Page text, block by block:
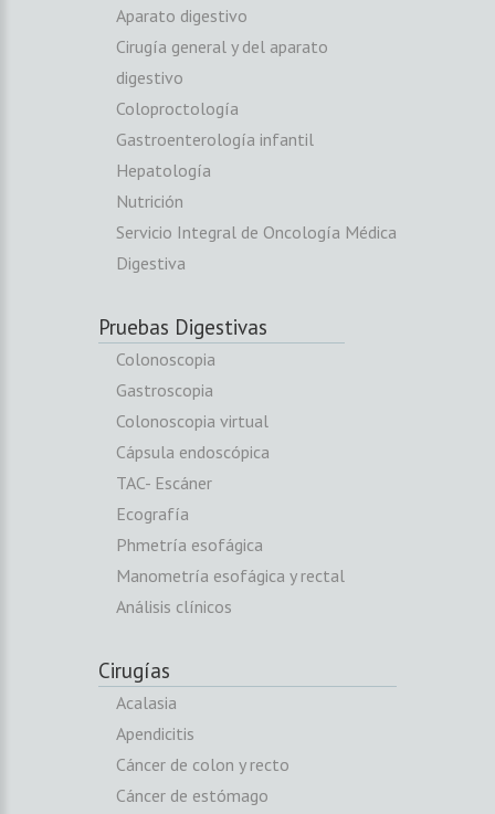
Aparato digestivo
Cirugía general y del aparato
digestivo
Coloproctología
Gastroenterología infantil
Hepatología
Nutrición
Servicio Integral de Oncología Médica
Digestiva
Pruebas Digestivas
Colonoscopia
Gastroscopia
Colonoscopia virtual
Cápsula endoscópica
TAC- Escáner
Ecografía
Phmetría esofágica
Manometría esofágica y rectal
Análisis clínicos
Cirugías
Acalasia
Apendicitis
Cáncer de colon y recto
Cáncer de estómago